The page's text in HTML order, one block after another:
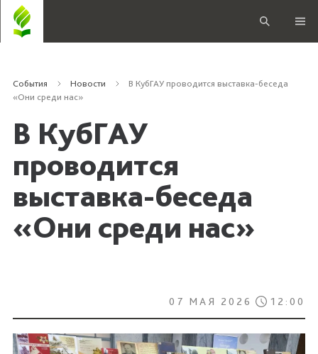
События Новости
В КубГАУ проводится выставка-беседа
«Они среди нас»
В КубГАУ
проводится
выставка-беседа
«Они среди нас»
07 МАЯ 2026 12:00